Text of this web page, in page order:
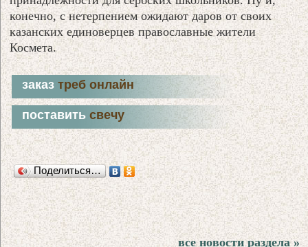
конечно, с нетерпением ожидают даров от своих
казанских единоверцев православные жители
Космета.
заказтреб онлайн
поставитьсвечу
Поделиться…
все новости раздела »